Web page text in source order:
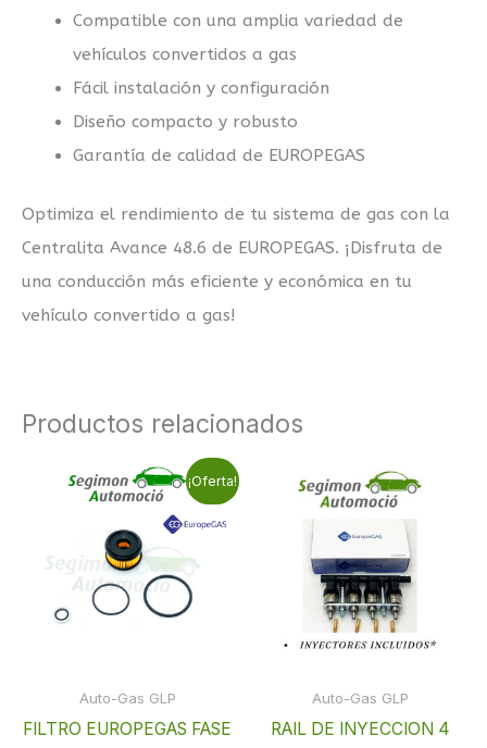
Compatible con una amplia variedad de
vehículos convertidos a gas
Fácil instalación y configuración
Diseño compacto y robusto
Garantía de calidad de EUROPEGAS
Optimiza el rendimiento de tu sistema de gas con la
Centralita Avance 48.6 de EUROPEGAS. ¡Disfruta de
una conducción más eficiente y económica en tu
vehículo convertido a gas!
Productos relacionados
¡Oferta!
Auto-Gas GLP
FILTRO EUROPEGAS FASE
El
precio
original
era:
12,93 €.
El
precio
es:
Auto-Gas GLP
RAIL DE INYECCION 4